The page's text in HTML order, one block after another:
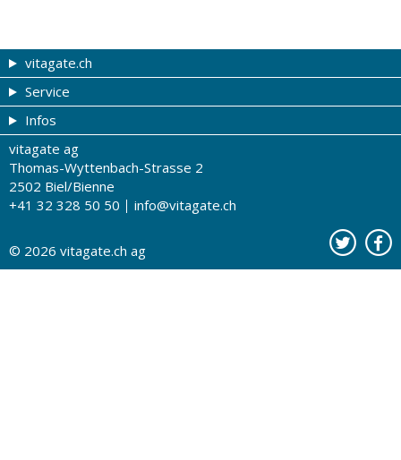
vitagate.ch
Gesund & schön
Themen von A-Z
Therapien von A-Z
Gesundheit zum Hören
Gesundheitstests
Service
Gutscheine
Drogistenstern
Drogeriesuche
Partner-Drogerien
Kontakt
Infos
Impressum
Über uns
Nutzungsbestimmungen
Werbung auf vitagate.ch
vitagate ag
Thomas-Wyttenbach-Strasse 2
2502 Biel/Bienne
+41 32 328 50 50
info@vitagate.ch
© 2026 vitagate.ch ag